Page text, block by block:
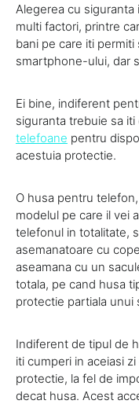
Alegerea cu
multi factori, printre
bani pe care iti
smartphone-ului, dar
Ei bine, indiferent
siguranta trebuie sa
telefoane pentru
acestuia protectie.
O husa pentru
modelul pe care il vei
telefonul in totalitate,
asemanatoare cu
aseamana cu un
totala, pe cand husa
protectie partiala unui
Indiferent de tipul de
iti cumperi in aceiasi
protectie, la fel de
decat husa. Acest